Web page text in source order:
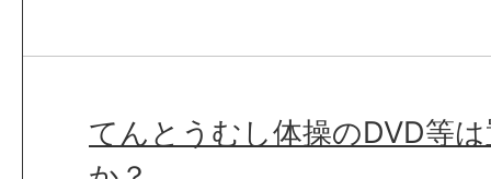
てんとうむし体操のDVD等